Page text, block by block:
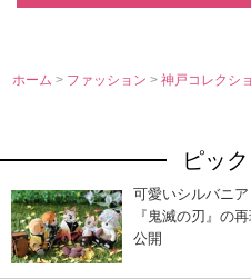
ホーム > ファッション>神戸コレクシ
ピッ
可愛いシルバニ
『鬼滅の刃』の
公開